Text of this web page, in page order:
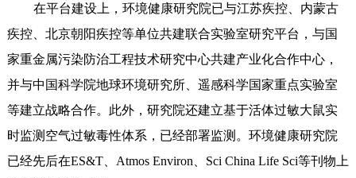
在平台建设上，环境健康研究院已与江苏疾控、内蒙古
疾控、北京朝阳疾控等单位共建联合实验室研究平台，与国
家重金属污染防治工程技术研究中心共建产业化合作中心，
并与中国科学院地球环境研究所、遥感科学国家重点实验室
等建立战略合作。此外，研究院还建立基于活体过敏大鼠实
时监测空气过敏毒性体系，已经部署监测。环境健康研究院
已经先后在ES&T、Atmos Environ、Sci China Life Sci等刊物上